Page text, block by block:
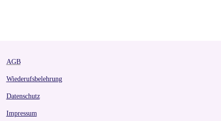
AGB
Wiederufsbelehrung
Datenschutz
Impressum